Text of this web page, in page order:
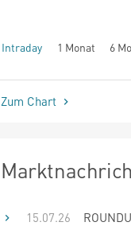
Intraday 1 Monat 6
seit Beginn
Zum Chart
15.07.26